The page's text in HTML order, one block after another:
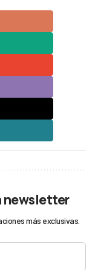
newsletter
más exclusivas.